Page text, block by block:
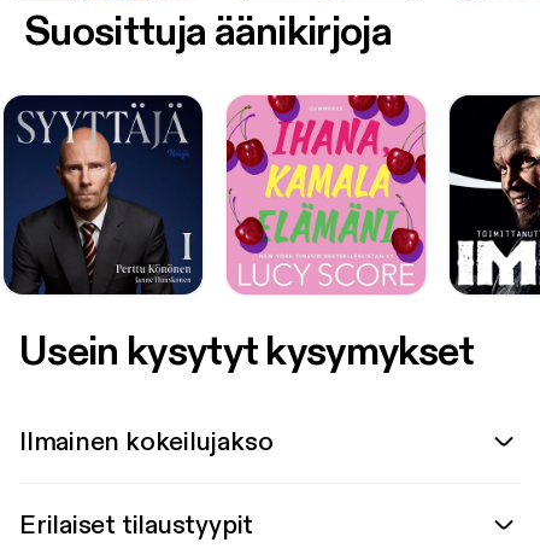
Suosittuja äänikirjoja
Usein kysytyt kysymykset
Ilmainen kokeilujakso
Erilaiset tilaustyypit